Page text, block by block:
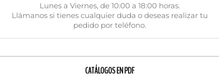
Lunes a Viernes, de 10:00 a 18:00 horas.
Llámanos si tienes cualquier duda o deseas realizar tu
pedido por teléfono.
CATÁLOGOS EN PDF